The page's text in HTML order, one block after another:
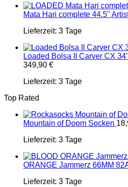
Mata Hari complete 44.5"
Lieferzeit: 3 Tage
Loaded Bolsa II Carver CX
349,90 €
Lieferzeit: 3 Tage
Top Rated
Mountain of Doom Socken
Lieferzeit: 3 Tage
ORANGE Jammerz 66MM
Lieferzeit: 3 Tage